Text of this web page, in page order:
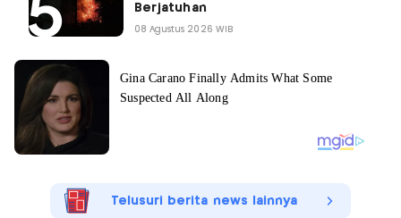
Berjatuhan
08 Agustus 2026 WIB
Telusuri berita news lainnya